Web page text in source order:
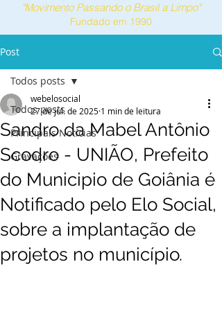
"Movimento Passando o Brasil a Limpo"
Fundado em 1990
Post
Todos posts
Principais Notícias
Gravações
Todos posts
Sandro da Mabel Antônio
Scodro - UNIÃO, Prefeito
do Municipio de Goiânia é
Notificado pelo Elo Social,
sobre a implantação de
projetos no município.
webelosocial
27 de jul. de 2025 1 min de leitura